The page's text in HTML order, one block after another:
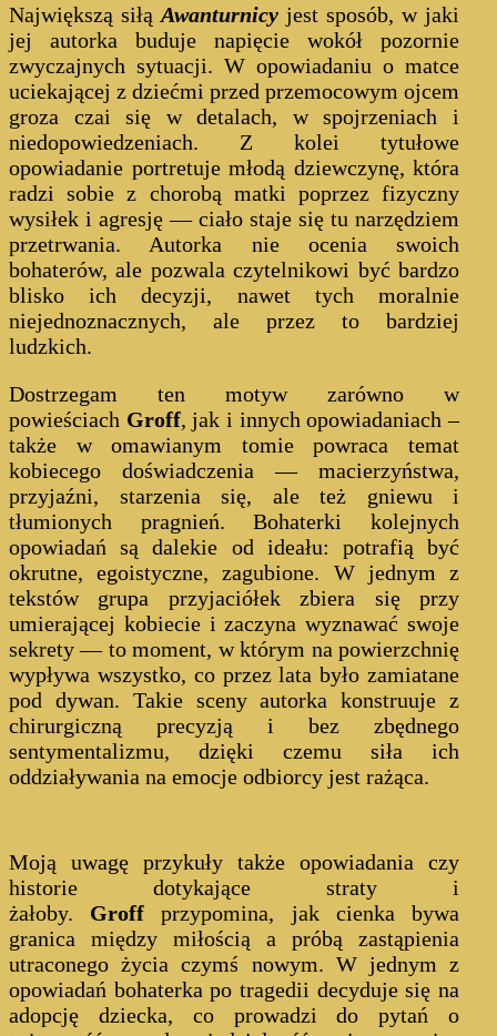
Największą siłąAwanturnicy jest sposób, w jaki
jej autorka buduje napięcie wokół pozornie
zwyczajnych sytuacji. W opowiadaniu o matce
uciekającej z dziećmi przed przemocowym ojcem
groza czai się w detalach, w spojrzeniach i
niedopowiedzeniach. Z kolei tytułowe
opowiadanie portretuje młodą dziewczynę, która
radzi sobie z chorobą matki poprzez fizyczny
wysiłek i agresję — ciało staje się tu narzędziem
przetrwania. Autorka nie ocenia swoich
bohaterów, ale pozwala czytelnikowi być bardzo
blisko ich decyzji, nawet tych moralnie
niejednoznacznych, ale przez to bardziej
ludzkich.
Dostrzegam ten motyw zarówno w
powieściach Groff, jak i innych opowiadaniach –
także w omawianym tomie powraca temat
kobiecego doświadczenia — macierzyństwa,
przyjaźni, starzenia się, ale też gniewu i
tłumionych pragnień. Bohaterki kolejnych
opowiadań są dalekie od ideału: potrafią być
okrutne, egoistyczne, zagubione. W jednym z
tekstów grupa przyjaciółek zbiera się przy
umierającej kobiecie i zaczyna wyznawać swoje
sekrety — to moment, w którym na powierzchnię
wypływa wszystko, co przez lata było zamiatane
pod dywan. Takie sceny autorka konstruuje z
chirurgiczną precyzją i bez zbędnego
sentymentalizmu, dzięki czemu siła ich
oddziaływania na emocje odbiorcy jest rażąca.
Moją uwagę przykuły także opowiadania czy
historie dotykające straty i
żałoby. Groffprzypomina, jak cienka bywa
granica między miłością a próbą zastąpienia
utraconego życia czymś nowym. W jednym z
opowiadań bohaterka po tragedii decyduje się na
adopcję dziecka, co prowadzi do pytań o